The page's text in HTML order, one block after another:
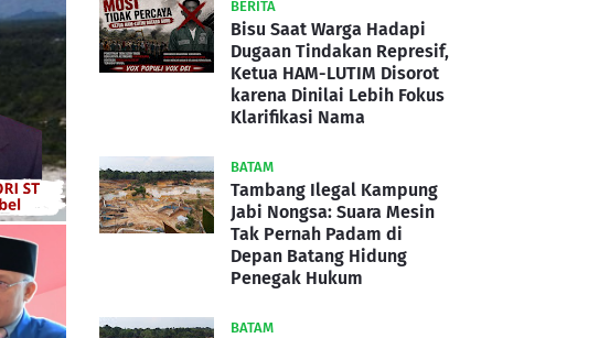
BERITA
Bisu Saat Warga Hadapi
Dugaan Tindakan Represif,
Ketua HAM-LUTIM Disorot
karena Dinilai Lebih Fokus
Klarifikasi Nama
BATAM
Tambang Ilegal Kampung
Jabi Nongsa: Suara Mesin
Tak Pernah Padam di
Depan Batang Hidung
Penegak Hukum
BATAM